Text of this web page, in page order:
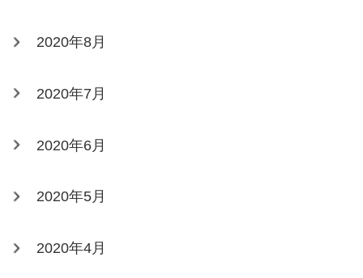
2020年8月
2020年7月
2020年6月
2020年5月
2020年4月